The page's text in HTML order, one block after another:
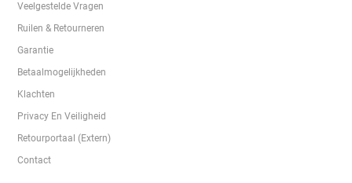
Veelgestelde Vragen
Ruilen & Retourneren
Garantie
Betaalmogelijkheden
Klachten
Privacy En Veiligheid
Retourportaal (extern)
Contact